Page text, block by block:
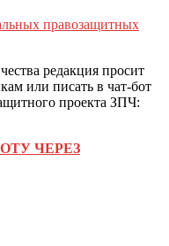
правозащитных
редакция просит
или писать в чат-бот
проекта ЗПЧ:
ЧЕРЕЗ